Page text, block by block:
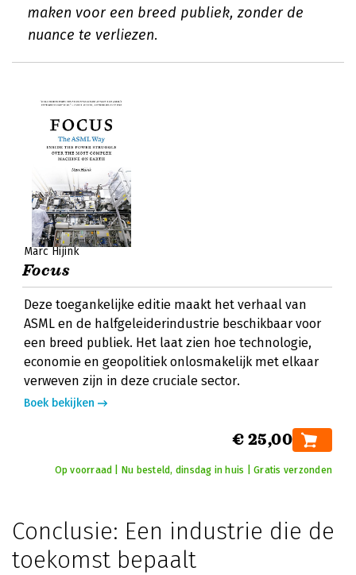
maken voor een breed publiek, zonder de
nuance te verliezen.
Marc Hijink
Focus
Deze toegankelijke editie maakt het verhaal van
ASML en de halfgeleiderindustrie beschikbaar voor
een breed publiek. Het laat zien hoe technologie,
economie en geopolitiek onlosmakelijk met elkaar
verweven zijn in deze cruciale sector.
Boek bekijken
€ 25,00
Op voorraad | Nu besteld, dinsdag in huis | Gratis verzonden
Conclusie: Een industrie die de
toekomst bepaalt